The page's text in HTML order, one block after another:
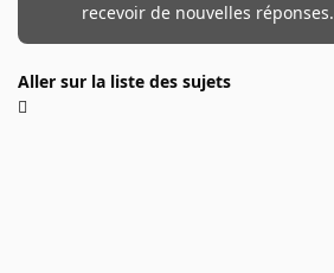
recevoir de nouvelles réponses.
Aller sur la liste des sujets